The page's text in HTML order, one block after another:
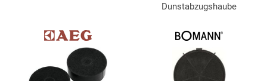
Dunstabzugshaube